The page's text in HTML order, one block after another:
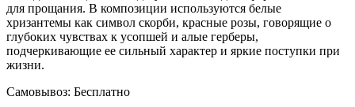
для прощания. В композиции используются белые
хризантемы как символ скорби, красные розы, говорящие о
глубоких чувствах к усопшей и алые герберы,
подчеркивающие ее сильный характер и яркие поступки при
жизни.
Самовывоз: Бесплатно